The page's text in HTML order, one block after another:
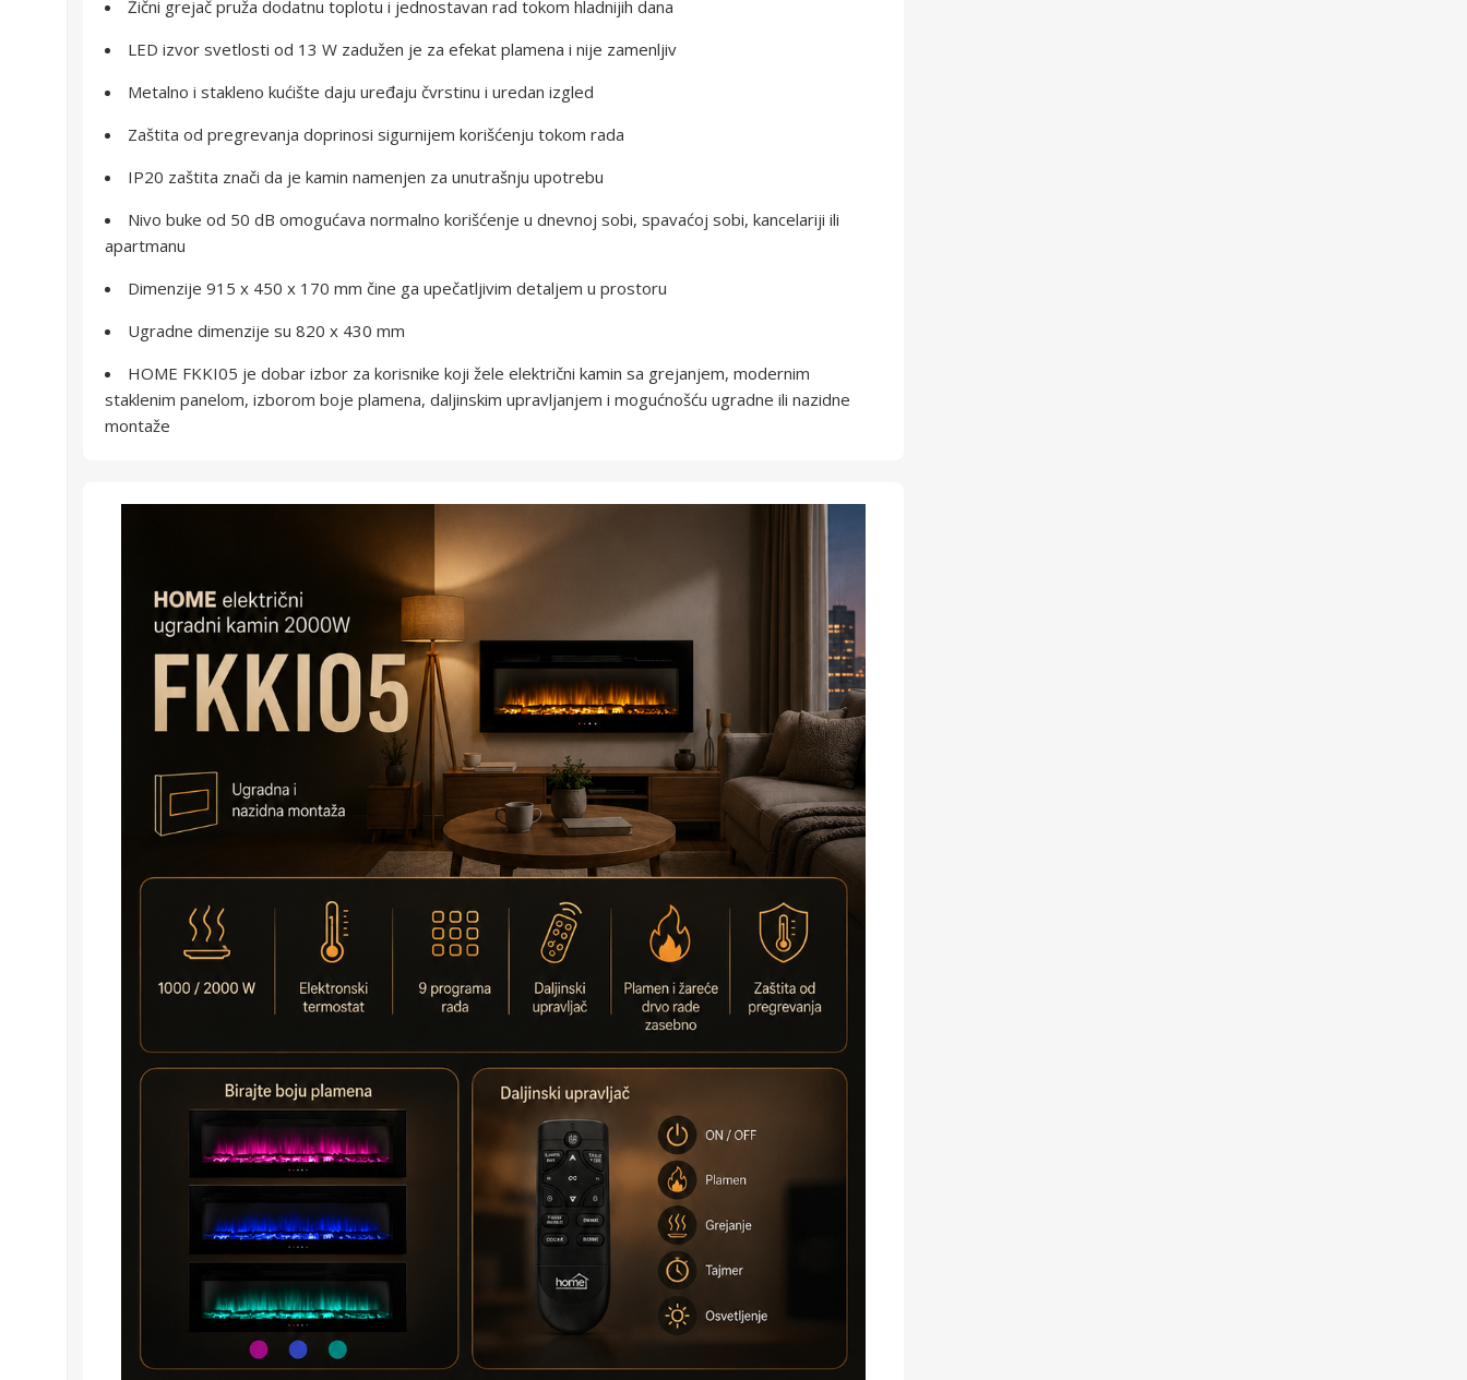
Žični grejač pruža dodatnu toplotu i jednostavan rad tokom hladnijih dana
LED izvor svetlosti od 13 W zadužen je za efekat plamena i nije zamenljiv
Metalno i stakleno kućište daju uređaju čvrstinu i uredan izgled
Zaštita od pregrevanja doprinosi sigurnijem korišćenju tokom rada
IP20 zaštita znači da je kamin namenjen za unutrašnju upotrebu
Nivo buke od 50 dB omogućava normalno korišćenje u dnevnoj sobi, spavaćoj sobi, kancelariji ili
apartmanu
Dimenzije 915 x 450 x 170 mm čine ga upečatljivim detaljem u prostoru
Ugradne dimenzije su 820 x 430 mm
HOME FKKI05 je dobar izbor za korisnike koji žele električni kamin sa grejanjem, modernim
staklenim panelom, izborom boje plamena, daljinskim upravljanjem i mogućnošću ugradne ili nazidne
montaže